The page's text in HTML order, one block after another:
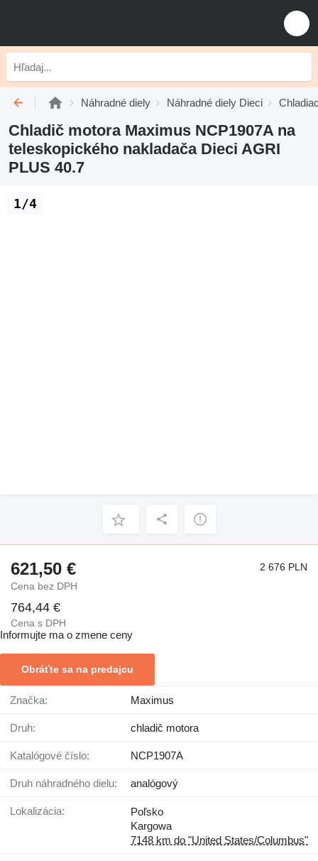
Náhradné diely Náhradné diely Dieci
Chladič motora Maximus NCP1907A na
teleskopického nakladača Dieci AGRI
PLUS 40.7
1/4
621,50 €
Cena bez DPH
2 676 PLN
764,44 €
Cena s DPH
Informujte ma o zmene ceny
Obráťte sa na predajcu
Značka: Maximus
Druh: chladič motora
Katalógové číslo: NCP1907A
Druh náhradného dielu: analógový
Lokalizácia:
Poľsko
Kargowa
7148 km do "United States/Columbus"